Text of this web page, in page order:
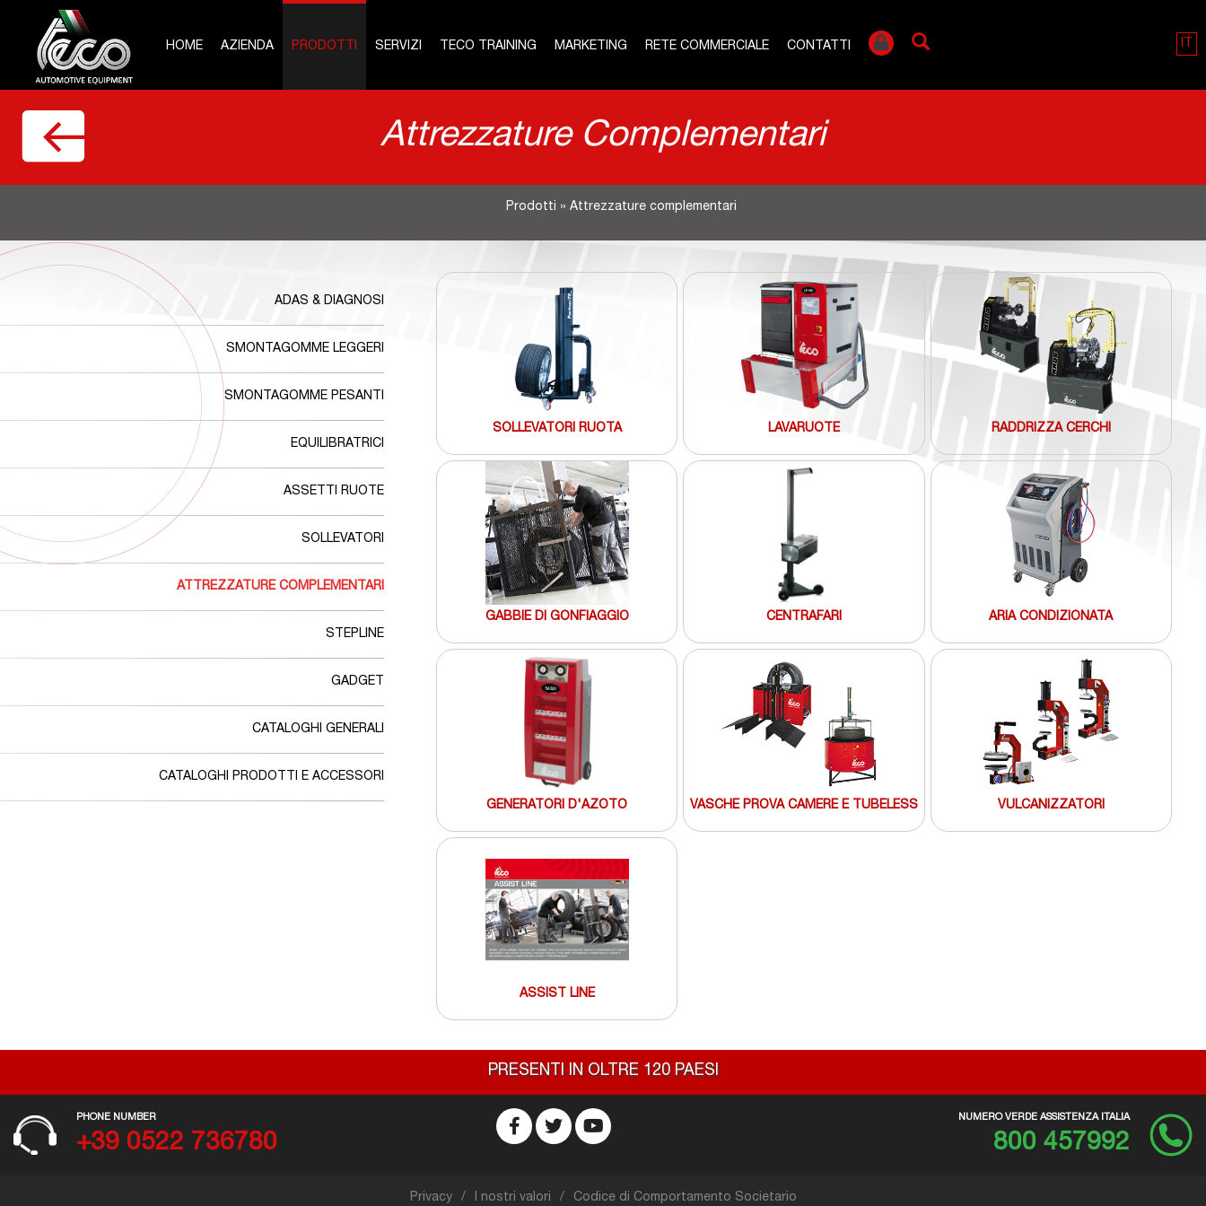
IT
HOME AZIENDA PRODOTTI SERVIZI TECO TRAINING MARKETING RETE COMMERCIALE CONTATTI
Attrezzature Complementari
Prodotti » Attrezzature complementari
ADAS & DIAGNOSI
SMONTAGOMME LEGGERI
SMONTAGOMME PESANTI
EQUILIBRATRICI
ASSETTI RUOTE
SOLLEVATORI
ATTREZZATURE COMPLEMENTARI
STEPLINE
GADGET
CATALOGHI GENERALI
CATALOGHI PRODOTTI E ACCESSORI
SOLLEVATORI RUOTA LAVARUOTE RADDRIZZA CERCHI
GABBIE DI GONFIAGGIO CENTRAFARI ARIA CONDIZIONATA
GENERATORI D'AZOTO VASCHE PROVA CAMERE E TUBELESS VULCANIZZATORI
ASSIST LINE
PRESENTI IN OLTRE 120 PAESI
PHONE NUMBER
+39 0522 736780
NUMERO VERDE ASSISTENZA ITALIA
800 457992
Privacy I nostri valori Codice di Comportamento Societario